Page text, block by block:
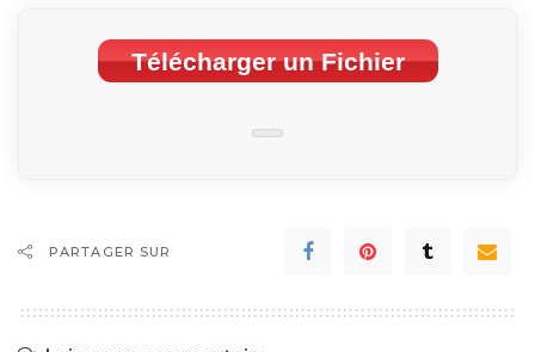
Télécharger un Fichier
PARTAGER SUR